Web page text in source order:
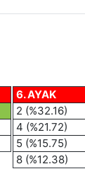
6. AYAK
2 (%32.16)
4 (%21.72)
5 (%15.75)
8 (%12.38)